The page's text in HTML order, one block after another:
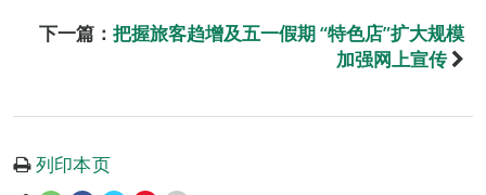
下一篇： 把握旅客趋增及五一假期 “特色店”扩大规模
加强网上宣传
列印本页